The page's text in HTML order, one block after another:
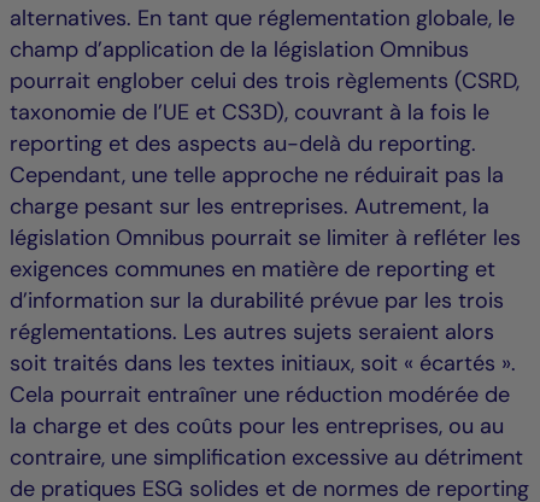
alternatives. En tant que réglementation globale, le
champ d’application de la législation Omnibus
pourrait englober celui des trois règlements (CSRD,
taxonomie de l’UE et CS3D), couvrant à la fois le
reporting et des aspects au-delà du reporting.
Cependant, une telle approche ne réduirait pas la
charge pesant sur les entreprises. Autrement, la
législation Omnibus pourrait se limiter à refléter les
exigences communes en matière de reporting et
d’information sur la durabilité prévue par les trois
réglementations. Les autres sujets seraient alors
soit traités dans les textes initiaux, soit « écartés ».
Cela pourrait entraîner une réduction modérée de
la charge et des coûts pour les entreprises, ou au
contraire, une simplification excessive au détriment
de pratiques ESG solides et de normes de reporting